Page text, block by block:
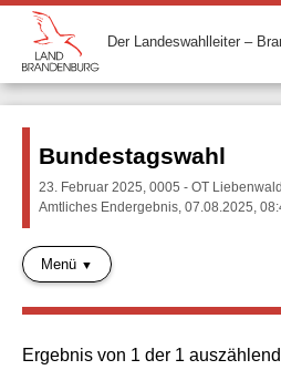
Der Landeswahlleiter –
Bundestagswahl
23. Februar 2025, 0005 - OT
Amtliches Endergebnis, 07.08.2025,
Menü
Ergebnis von 1 der 1